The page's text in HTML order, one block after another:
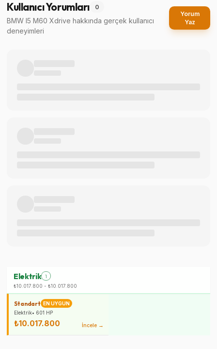
Kullanıcı Yorumları 0
BMW I5 M60 Xdrive hakkında gerçek kullanıcı
deneyimleri
Yorum
Yaz
Elektrik 1
₺10.017.800 - ₺10.017.800
Standart EN UYGUN
Elektrik• 601 HP
₺10.017.800 İncele →